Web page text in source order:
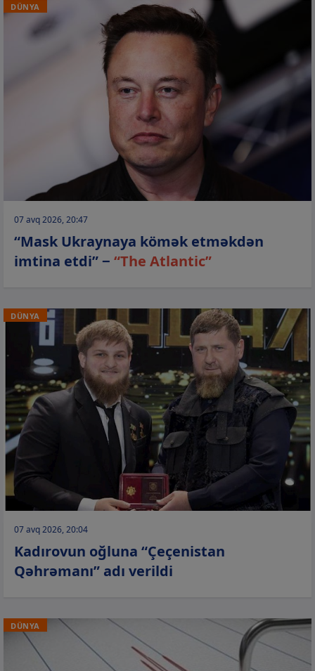
DÜNYA
07 avq 2026, 20:47
“Mask Ukraynaya kömək etməkdən
imtina etdi” − “The Atlantic”
DÜNYA
07 avq 2026, 20:04
Kadırovun oğluna “Çeçenistan
Qəhrəmanı” adı verildi
DÜNYA